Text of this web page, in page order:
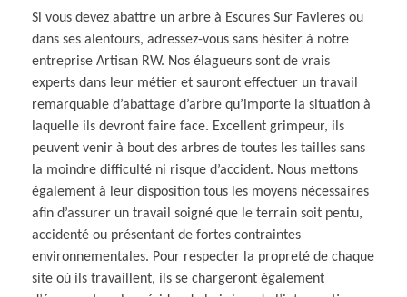
Si vous devez abattre un arbre à Escures Sur Favieres ou
dans ses alentours, adressez-vous sans hésiter à notre
entreprise Artisan RW. Nos élagueurs sont de vrais
experts dans leur métier et sauront effectuer un travail
remarquable d’abattage d’arbre qu’importe la situation à
laquelle ils devront faire face. Excellent grimpeur, ils
peuvent venir à bout des arbres de toutes les tailles sans
la moindre difficulté ni risque d’accident. Nous mettons
également à leur disposition tous les moyens nécessaires
afin d’assurer un travail soigné que le terrain soit pentu,
accidenté ou présentant de fortes contraintes
environnementales. Pour respecter la propreté de chaque
site où ils travaillent, ils se chargeront également